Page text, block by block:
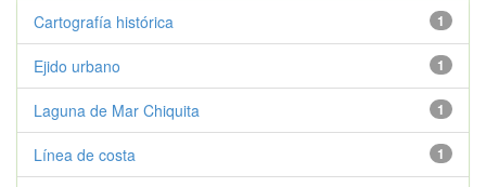
1
Cartografía histórica
1
Ejido urbano
1
Laguna de Mar Chiquita
1
Línea de costa